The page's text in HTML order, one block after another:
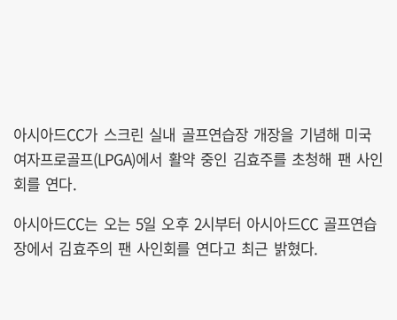
아시아드CC가 스크린 실내 골프연습장 개장을 기념해 미국
여자프로골프(LPGA)에서 활약 중인 김효주를 초청해 팬 사인
회를 연다.
아시아드CC는 오는 5일 오후 2시부터 아시아드CC 골프연습
장에서 김효주의 팬 사인회를 연다고 최근 밝혔다.